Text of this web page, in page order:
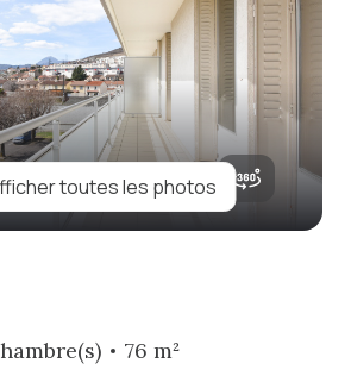
toutes les photos
76 m²